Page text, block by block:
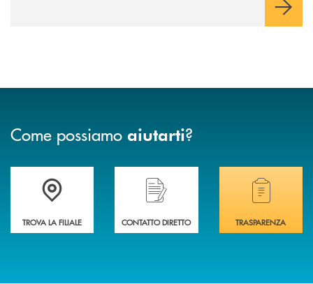
Come possiamo aiutarti?
Accedi all' elenco completo delle filiali .
TROVA LA FILIALE
Hai bisogno di assistenza immediata?
CONTATTO DIRETTO
Hai bisogno di
TRASPARENZA